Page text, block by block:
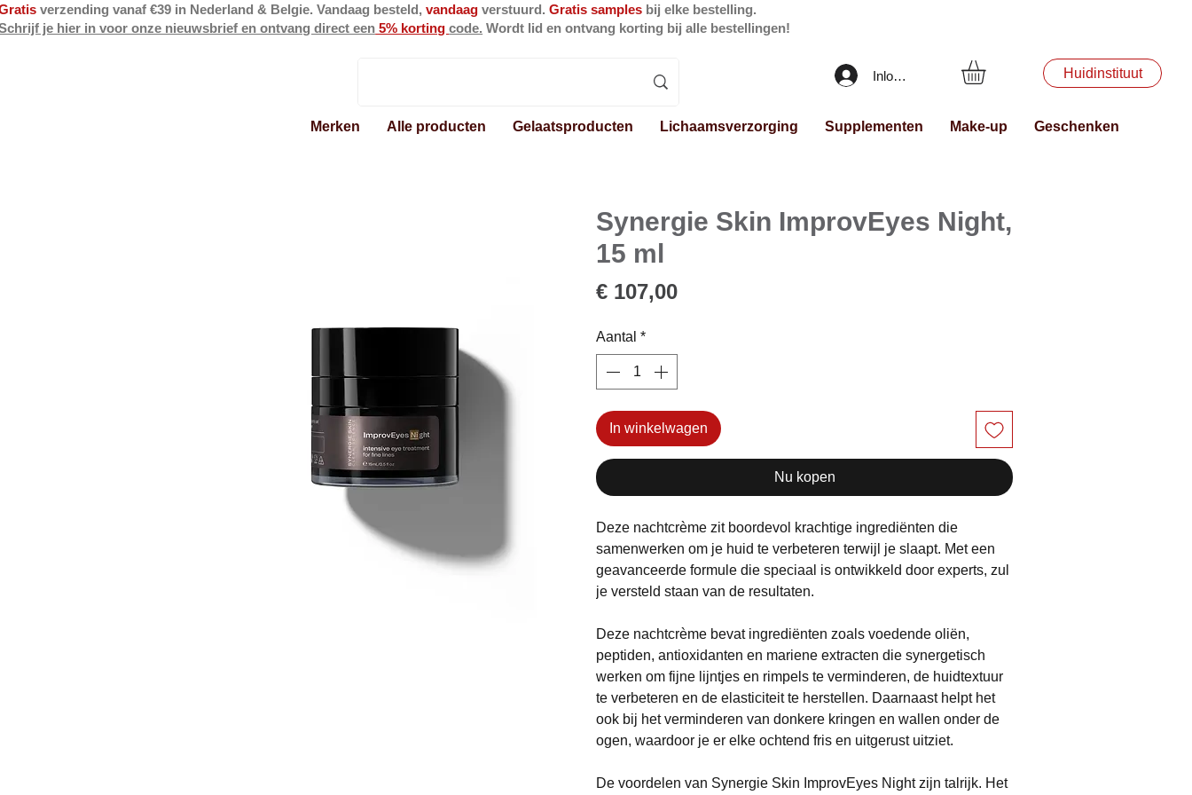
verzending vanaf €39 in Nederland & Belgie. Vandaag besteld,vandaag verstuurd.Gratis samples bij elke bestelling.
je hier in voor onze nieuwsbrief en ontvang direct een 5% kortingcode. Wordt lid en ontvang korting bij alle bestellingen!
Huidinstituut
Inloggen
Merken Alle producten Gelaatsproducten Lichaamsverzorging Supplementen Make-up Geschenken
Synergie Skin ImprovEyes Night,
15 ml
€ 107,00Prijs
Aantal *
In winkelwagen
Nu kopen
Deze nachtcrème zit boordevol krachtige ingrediënten die
samenwerken om je huid te verbeteren terwijl je slaapt. Met een
geavanceerde formule die speciaal is ontwikkeld door experts, zul
je versteld staan van de resultaten.
Deze nachtcrème bevat ingrediënten zoals voedende oliën,
peptiden, antioxidanten en mariene extracten die synergetisch
werken om fijne lijntjes en rimpels te verminderen, de huidtextuur
te verbeteren en de elasticiteit te herstellen. Daarnaast helpt het
ook bij het verminderen van donkere kringen en wallen onder de
ogen, waardoor je er elke ochtend fris en uitgerust uitziet.
De voordelen van Synergie Skin ImprovEyes Night zijn talrijk. Het